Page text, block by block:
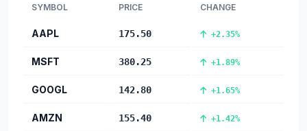
SYMBOL PRICE CHANGE
AAPL 175.50 +2.35%
MSFT 380.25 +1.89%
GOOGL 142.80 +1.65%
AMZN 155.40 +1.42%